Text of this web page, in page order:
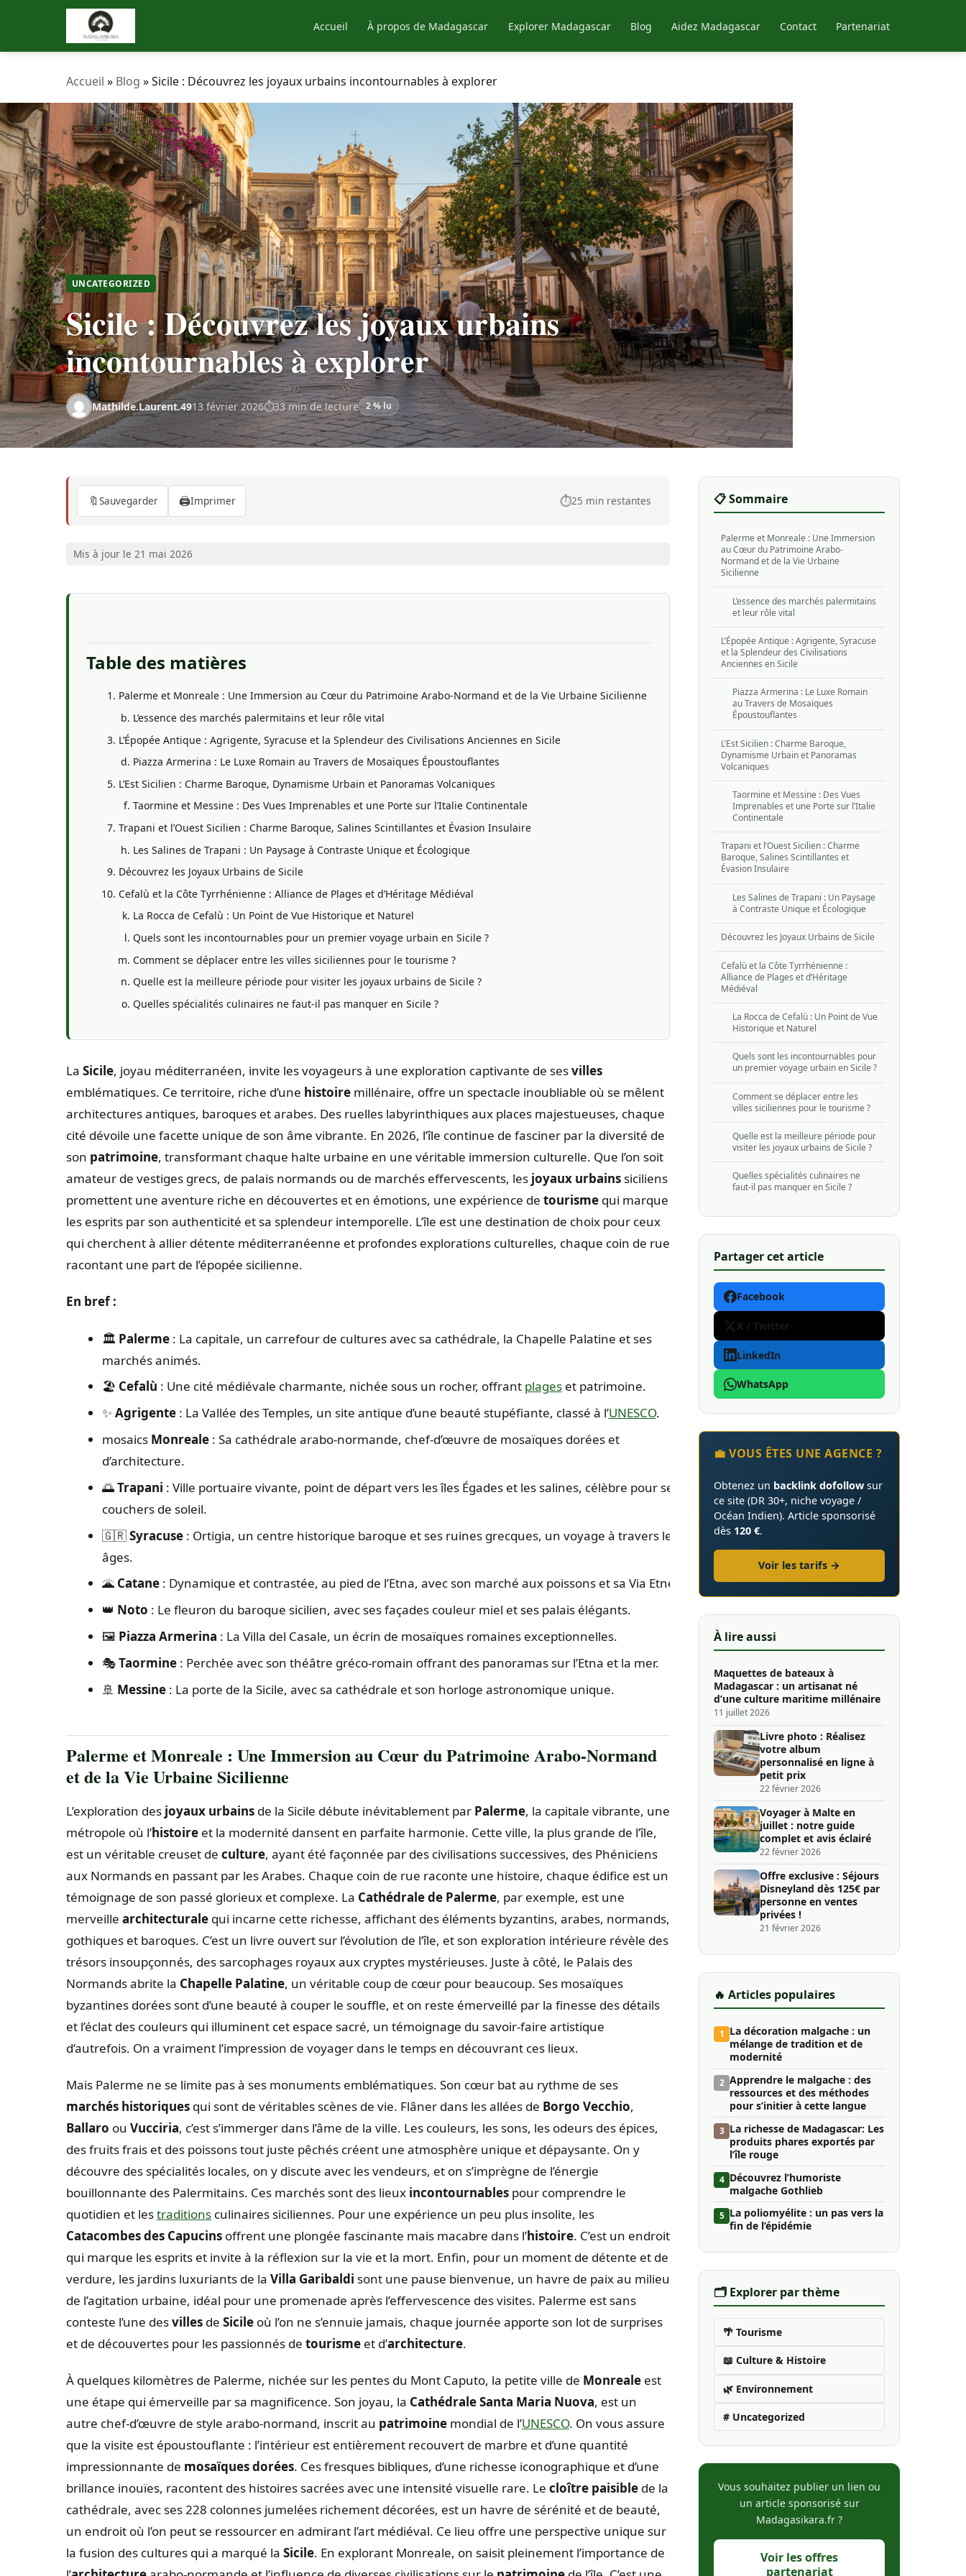
Accueil À propos de Madagascar Explorer Madagascar Blog Aidez Madagascar Contact Partenariat
Accueil » Blog »Sicile : Découvrez les joyaux urbains incontournables à explorer
UNCATEGORIZED
Sicile : Découvrez les joyaux urbains
incontournables à explorer
Mathilde.Laurent.4913 février 2026 33 min de lecture 2 % lu
🔖 Sauvegarder 🖨️Imprimer ⏱️25 min restantes
Mis à jour le 21 mai 2026
Table des matières
Palerme et Monreale : Une Immersion au Cœur du Patrimoine Arabo-Normand et de la Vie Urbaine Sicilienne
L’essence des marchés palermitains et leur rôle vital
L’Épopée Antique : Agrigente, Syracuse et la Splendeur des Civilisations Anciennes en Sicile
Piazza Armerina : Le Luxe Romain au Travers de Mosaïques Époustouflantes
L’Est Sicilien : Charme Baroque, Dynamisme Urbain et Panoramas Volcaniques
Taormine et Messine : Des Vues Imprenables et une Porte sur l’Italie Continentale
Trapani et l’Ouest Sicilien : Charme Baroque, Salines Scintillantes et Évasion Insulaire
Les Salines de Trapani : Un Paysage à Contraste Unique et Écologique
Découvrez les Joyaux Urbains de Sicile
Cefalù et la Côte Tyrrhénienne : Alliance de Plages et d’Héritage Médiéval
La Rocca de Cefalù : Un Point de Vue Historique et Naturel
Quels sont les incontournables pour un premier voyage urbain en Sicile ?
Comment se déplacer entre les villes siciliennes pour le tourisme ?
Quelle est la meilleure période pour visiter les joyaux urbains de Sicile ?
Quelles spécialités culinaires ne faut-il pas manquer en Sicile ?
La Sicile, joyau méditerranéen, invite les voyageurs à une exploration captivante de sesvilles
emblématiques. Ce territoire, riche d’une histoire millénaire, offre un spectacle inoubliable où se mêlent
architectures antiques, baroques et arabes. Des ruelles labyrinthiques aux places majestueuses, chaque
cité dévoile une facette unique de son âme vibrante. En 2026, l’île continue de fasciner par la diversité de
son patrimoine, transformant chaque halte urbaine en une véritable immersion culturelle. Que l’on soit
amateur de vestiges grecs, de palais normands ou de marchés effervescents, les joyaux urbains siciliens
promettent une aventure riche en découvertes et en émotions, une expérience de tourisme qui marque
les esprits par son authenticité et sa splendeur intemporelle. L’île est une destination de choix pour ceux
qui cherchent à allier détente méditerranéenne et profondes explorations culturelles, chaque coin de rue
racontant une part de l’épopée sicilienne.
En bref :
🏛️ Palerme: La capitale, un carrefour de cultures avec sa cathédrale, la Chapelle Palatine et ses
marchés animés.
🏖️ Cefalù : Une cité médiévale charmante, nichée sous un rocher, offrant plageset patrimoine.
✨ Agrigente: La Vallée des Temples, un site antique d’une beauté stupéfiante, classé à l’UNESCO.
mosaics Monreale: Sa cathédrale arabo-normande, chef-d’œuvre de mosaïques dorées et
d’architecture.
🌅Trapani : Ville portuaire vivante, point de départ vers les îles Égades et les salines, célèbre pour ses
couchers de soleil.
🇬🇷Syracuse: Ortigia, un centre historique baroque et ses ruines grecques, un voyage à travers les
âges.
🌋 Catane: Dynamique et contrastée, au pied de l’Etna, avec son marché aux poissons et sa Via Etnea.
👑 Noto : Le fleuron du baroque sicilien, avec ses façades couleur miel et ses palais élégants.
🖼️ Piazza Armerina : La Villa del Casale, un écrin de mosaïques romaines exceptionnelles.
🎭Taormine: Perchée avec son théâtre gréco-romain offrant des panoramas sur l’Etna et la mer.
🚢 Messine: La porte de la Sicile, avec sa cathédrale et son horloge astronomique unique.
Palerme et Monreale : Une Immersion au Cœur du Patrimoine Arabo-Normand
et de la Vie Urbaine Sicilienne
L’exploration des joyaux urbains de la Sicile débute inévitablement par Palerme, la capitale vibrante, une
métropole où l’histoire et la modernité dansent en parfaite harmonie. Cette ville, la plus grande de l’île,
est un véritable creuset de culture, ayant été façonnée par des civilisations successives, des Phéniciens
aux Normands en passant par les Arabes. Chaque coin de rue raconte une histoire, chaque édifice est un
témoignage de son passé glorieux et complexe. La Cathédrale de Palerme, par exemple, est une
merveille architecturale qui incarne cette richesse, affichant des éléments byzantins, arabes, normands,
gothiques et baroques. C’est un livre ouvert sur l’évolution de l’île, et son exploration intérieure révèle des
trésors insoupçonnés, des sarcophages royaux aux cryptes mystérieuses. Juste à côté, le Palais des
Normands abrite la Chapelle Palatine, un véritable coup de cœur pour beaucoup. Ses mosaïques
byzantines dorées sont d’une beauté à couper le souffle, et on reste émerveillé par la finesse des détails
et l’éclat des couleurs qui illuminent cet espace sacré, un témoignage du savoir-faire artistique
d’autrefois. On a vraiment l’impression de voyager dans le temps en découvrant ces lieux.
Mais Palerme ne se limite pas à ses monuments emblématiques. Son cœur bat au rythme de ses
marchés historiques qui sont de véritables scènes de vie. Flâner dans les allées de Borgo Vecchio,
Ballaro ou Vucciria, c’est s’immerger dans l’âme de la ville. Les couleurs, les sons, les odeurs des épices,
des fruits frais et des poissons tout juste pêchés créent une atmosphère unique et dépaysante. On y
découvre des spécialités locales, on y discute avec les vendeurs, et on s’imprègne de l’énergie
bouillonnante des Palermitains. Ces marchés sont des lieux incontournables pour comprendre le
quotidien et lestraditions culinaires siciliennes. Pour une expérience un peu plus insolite, les
Catacombes des Capucins offrent une plongée fascinante mais macabre dans l’histoire. C’est un endroit
qui marque les esprits et invite à la réflexion sur la vie et la mort. Enfin, pour un moment de détente et de
verdure, les jardins luxuriants de la Villa Garibaldi sont une pause bienvenue, un havre de paix au milieu
de l’agitation urbaine, idéal pour une promenade après l’effervescence des visites. Palerme est sans
conteste l’une desvilles de Sicile où l’on ne s’ennuie jamais, chaque journée apporte son lot de surprises
et de découvertes pour les passionnés de tourisme et d’architecture.
À quelques kilomètres de Palerme, nichée sur les pentes du Mont Caputo, la petite ville de Monreale est
une étape qui émerveille par sa magnificence. Son joyau, la Cathédrale Santa Maria Nuova, est un
autre chef-d’œuvre de style arabo-normand, inscrit au patrimoine mondial de l’UNESCO. On vous assure
que la visite est époustouflante : l’intérieur est entièrement recouvert de marbre et d’une quantité
impressionnante de mosaïques dorées. Ces fresques bibliques, d’une richesse iconographique et d’une
brillance inouïes, racontent des histoires sacrées avec une intensité visuelle rare. Le cloître paisible de la
cathédrale, avec ses 228 colonnes jumelées richement décorées, est un havre de sérénité et de beauté,
un endroit où l’on peut se ressourcer en admirant l’art médiéval. Ce lieu offre une perspective unique sur
la fusion des cultures qui a marqué la Sicile. En explorant Monreale, on saisit pleinement l’importance de
📋 Sommaire
Palerme et Monreale : Une Immersion
au Cœur du Patrimoine Arabo-
Normand et de la Vie Urbaine
Sicilienne
L’essence des marchés palermitains
et leur rôle vital
L’Épopée Antique : Agrigente, Syracuse
et la Splendeur des Civilisations
Anciennes en Sicile
Piazza Armerina : Le Luxe Romain
au Travers de Mosaïques
Époustouflantes
L’Est Sicilien : Charme Baroque,
Dynamisme Urbain et Panoramas
Volcaniques
Taormine et Messine : Des Vues
Imprenables et une Porte sur l’Italie
Continentale
Trapani et l’Ouest Sicilien : Charme
Baroque, Salines Scintillantes et
Évasion Insulaire
Les Salines de Trapani : Un Paysage
à Contraste Unique et Écologique
Découvrez les Joyaux Urbains de Sicile
Cefalù et la Côte Tyrrhénienne :
Alliance de Plages et d’Héritage
Médiéval
La Rocca de Cefalù : Un Point de Vue
Historique et Naturel
Quels sont les incontournables pour
un premier voyage urbain en Sicile ?
Comment se déplacer entre les
villes siciliennes pour le tourisme ?
Quelle est la meilleure période pour
visiter les joyaux urbains de Sicile ?
Quelles spécialités culinaires ne
faut-il pas manquer en Sicile ?
Partager cet article
Facebook
X / Twitter
LinkedIn
WhatsApp
💼 VOUS ÊTES UNE AGENCE ?
Obtenez un backlink dofollow sur
ce site (DR 30+, niche voyage /
Océan Indien). Article sponsorisé
dès 120 €.
Voir les tarifs →
À lire aussi
Maquettes de bateaux à
Madagascar : un artisanat né
d’une culture maritime millénaire
11 juillet 2026
Livre photo : Réalisez
votre album
personnalisé en ligne à
petit prix
22 février 2026
Voyager à Malte en
juillet : notre guide
complet et avis éclairé
22 février 2026
Offre exclusive : Séjours
Disneyland dès 125€ par
personne en ventes
privées !
21 février 2026
🔥 Articles populaires
1 La décoration malgache : un
mélange de tradition et de
modernité
2 Apprendre le malgache : des
ressources et des méthodes
pour s’initier à cette langue
3 La richesse de Madagascar: Les
produits phares exportés par
l’île rouge
4 Découvrez l’humoriste
malgache Gothlieb
5 La poliomyélite : un pas vers la
fin de l’épidémie
🗂️ Explorer par thème
🌴 Tourisme
📖 Culture & Histoire
🌿 Environnement
# Uncategorized
Vous souhaitez publier un lien ou
un article sponsorisé sur
Madagasikara.fr ?
Voir les offres
partenariat